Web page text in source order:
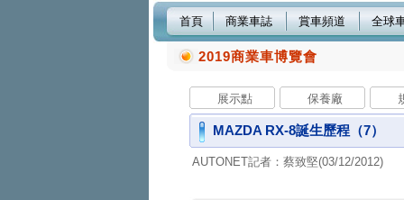
首頁 商業車誌 賞車頻道 全球
2019商業車博覽會
展示點 保養廠
MAZDA RX-8誕生歷程（7）
AUTONET記者：蔡致堅(03/12/2012)